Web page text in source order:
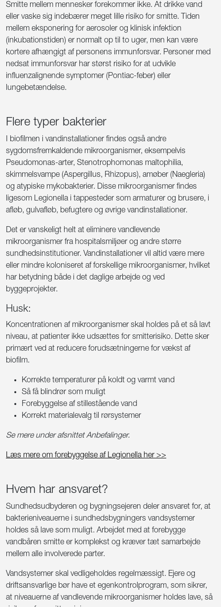
Smitte mellem mennesker forekommer ikke. At drikke vand
eller vaske sig indebærer meget lille risiko for smitte. Tiden
mellem eksponering for aerosoler og klinisk infektion
(inkubationstiden) er normalt op til to uger, men kan være
kortere afhængigt af personens immunforsvar. Personer med
nedsat immunforsvar har størst risiko for at udvikle
influenzalignende symptomer (Pontiac-feber) eller
lungebetændelse.
Flere typer bakterier
I biofilmen i vandinstallationer findes også andre
sygdomsfremkaldende mikroorganismer, eksempelvis
Pseudomonas-arter, Stenotrophomonas maltophilia,
skimmelsvampe (Aspergillus, Rhizopus), amøber (Naegleria)
og atypiske mykobakterier. Disse mikroorganismer findes
ligesom Legionella i tappesteder som armaturer og brusere, i
afløb, gulvafløb, befugtere og øvrige vandinstallationer.
Det er vanskeligt helt at eliminere vandlevende
mikroorganismer fra hospitalsmiljøer og andre større
sundhedsinstitutioner. Vandinstallationer vil altid være mere
eller mindre koloniseret af forskellige mikroorganismer, hvilket
har betydning både i det daglige arbejde og ved
byggeprojekter.
Husk:
Koncentrationen af mikroorganismer skal holdes på et så lavt
niveau, at patienter ikke udsættes for smitterisiko. Dette sker
primært ved at reducere forudsætningerne for vækst af
biofilm.
Korrekte temperaturer på koldt og varmt vand
Så få blindrør som muligt
Forebyggelse af stillestående vand
Korrekt materialevalg til rørsystemer
Se mere under afsnittet Anbefalinger.
Læs mere om forebyggelse af Legionella her >>
Hvem har ansvaret?
Sundhedsudbyderen og bygningsejeren deler ansvaret for, at
bakterieniveauerne i sundhedsbygningers vandsystemer
holdes så lave som muligt. Arbejdet med at forebygge
vandbåren smitte er komplekst og kræver tæt samarbejde
mellem alle involverede parter.
Vandsystemer skal vedligeholdes regelmæssigt. Ejere og
driftsansvarlige bør have et egenkontrolprogram, som sikrer,
at niveauerne af vandlevende mikroorganismer holdes lave, så